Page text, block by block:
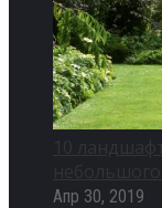
Апр 30, 2019